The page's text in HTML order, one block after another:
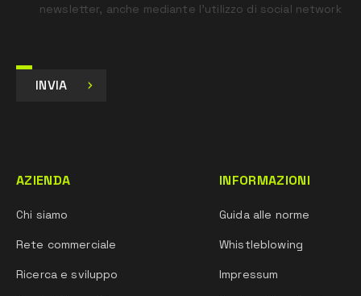
newsletter, anche mediante l’utilizzo di social network
INVIA
AZIENDA
Chi siamo
Rete commerciale
Ricerca e sviluppo
INFORMAZIONI
Guida alle norme
Whistleblowing
Impressum